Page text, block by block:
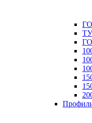
ТУ